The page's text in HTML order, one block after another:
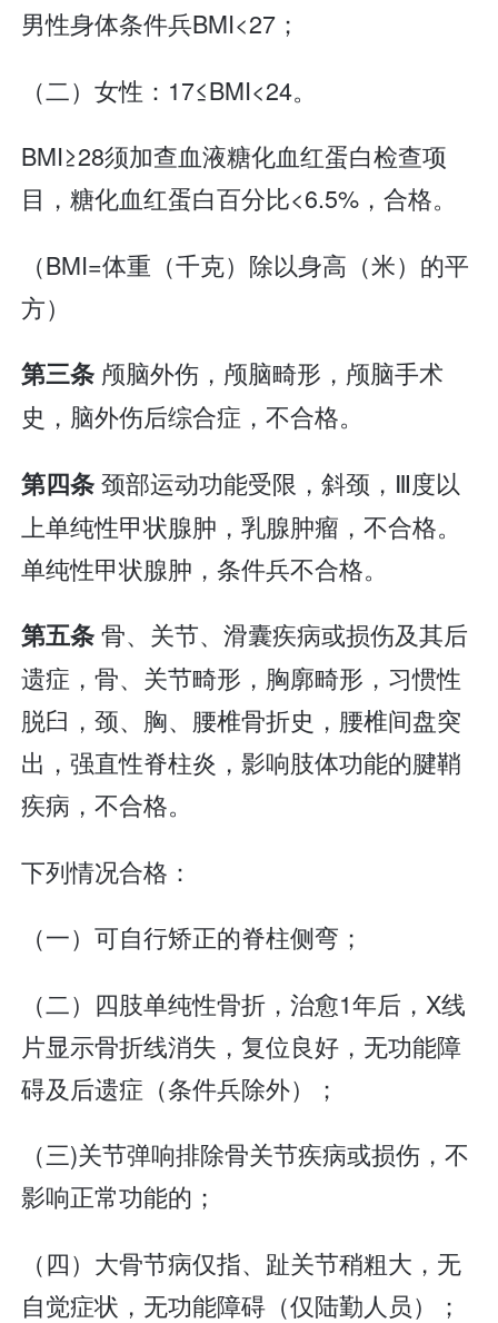
男性身体条件兵BMI<27；
（二）女性：17≤BMI<24。
BMI≥28须加查血液糖化血红蛋白检查项
目，糖化血红蛋白百分比<6.5%，合格。
（BMI=体重（千克）除以身高（米）的平
方）
第三条 颅脑外伤，颅脑畸形，颅脑手术
史，脑外伤后综合症，不合格。
第四条颈部运动功能受限，斜颈，Ⅲ度以
上单纯性甲状腺肿，乳腺肿瘤，不合格。
单纯性甲状腺肿，条件兵不合格。
第五条骨、关节、滑囊疾病或损伤及其后
遗症，骨、关节畸形，胸廓畸形，习惯性
脱臼，颈、胸、腰椎骨折史，腰椎间盘突
出，强直性脊柱炎，影响肢体功能的腱鞘
疾病，不合格。
下列情况合格：
（一）可自行矫正的脊柱侧弯；
（二）四肢单纯性骨折，治愈1年后，X线
片显示骨折线消失，复位良好，无功能障
碍及后遗症（条件兵除外）；
（三)关节弹响排除骨关节疾病或损伤，不
影响正常功能的；
（四）大骨节病仅指、趾关节稍粗大，无
自觉症状，无功能障碍（仅陆勤人员）；